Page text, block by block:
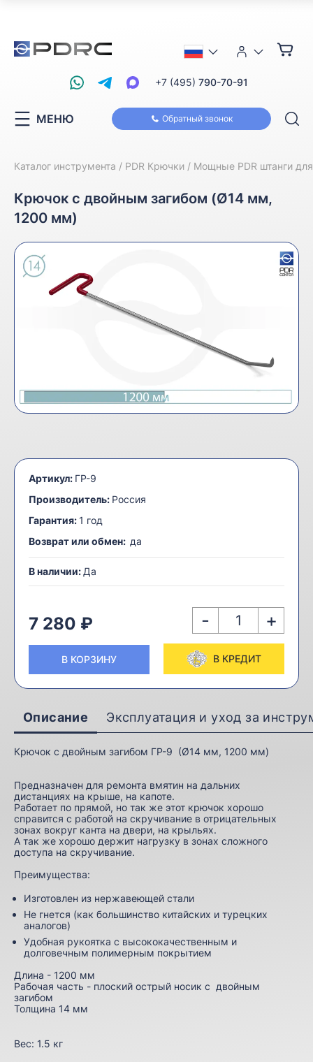
Обратный звонок
+7 (495) 790-70-91
МЕНЮ
Каталог инструмента PDR Крючки Мощные PDR штанги
Крючок с двойным загибом (Ø14 мм,
1200 мм)
Артикул: ГР-9
Производитель: Россия
Гарантия: 1 год
Возврат или обмен: да
В наличии: Да
7 280 ₽ - +
В КОРЗИНУ В КРЕДИТ
Описание Эксплуатация и уход за
Крючок с двойным загибом ГР-9 (Ø14 мм, 1200 мм)
Предназначен для ремонта вмятин на дальних
дистанциях на крыше, на капоте.
Работает по прямой, но так же этот крючок хорошо
справится с работой на скручивание в отрицательных
зонах вокруг канта на двери, на крыльях.
А так же хорошо держит нагрузку в зонах сложного
доступа на скручивание.
Преимущества:
Изготовлен из нержавеющей стали
Не гнется (как большинство китайских и турецких
аналогов)
Удобная рукоятка с высококачественным и
долговечным полимерным покрытием
Длина - 1200 мм
Рабочая часть - плоский острый носик с двойным
загибом
Толщина 14 мм
Вес: 1.5 кг